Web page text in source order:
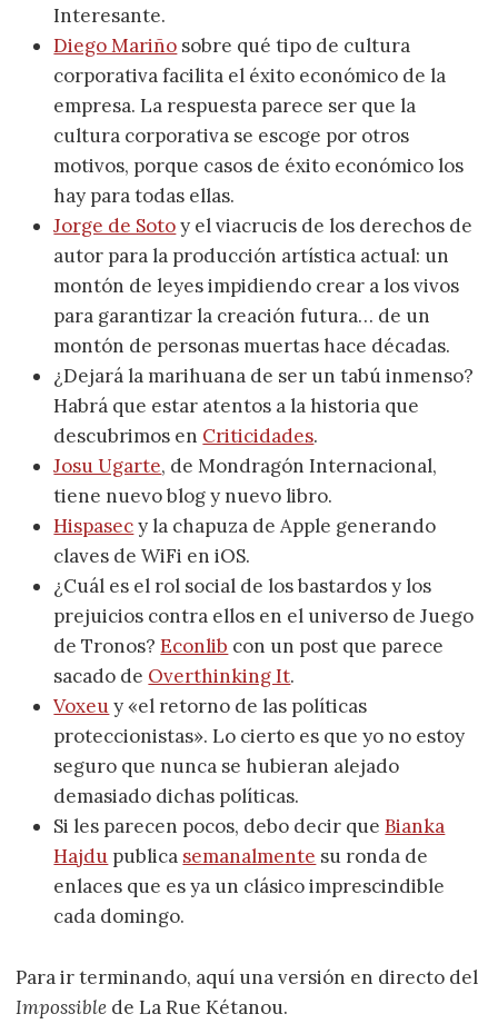
Interesante.
Diego Mariño sobre qué tipo de cultura
corporativa facilita el éxito económico de la
empresa. La respuesta parece ser que la
cultura corporativa se escoge por otros
motivos, porque casos de éxito económico los
hay para todas ellas.
Jorge de Sotoy el viacrucis de los derechos de
autor para la producción artística actual: un
montón de leyes impidiendo crear a los vivos
para garantizar la creación futura… de un
montón de personas muertas hace décadas.
¿Dejará la marihuana de ser un tabú inmenso?
Habrá que estar atentos a la historia que
descubrimos en Criticidades.
Josu Ugarte, de Mondragón Internacional,
tiene nuevo blog y nuevo libro.
Hispasecy la chapuza de Apple generando
claves de WiFi en iOS.
¿Cuál es el rol social de los bastardos y los
prejuicios contra ellos en el universo de Juego
de Tronos?Econlib con un post que parece
sacado de Overthinking It.
Voxeuy «el retorno de las políticas
proteccionistas». Lo cierto es que yo no estoy
seguro que nunca se hubieran alejado
demasiado dichas políticas.
Si les parecen pocos, debo decir queBianka
Hajdu publica semanalmente su ronda de
enlaces que es ya un clásico imprescindible
cada domingo.
Para ir terminando, aquí una versión en directo del
Impossible de La Rue Kétanou.